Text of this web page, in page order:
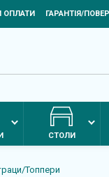
ОПЛАТИ ГАРАНТІЯ/
СТОЛИ
Топпери